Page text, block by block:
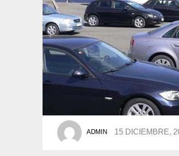
BY
ADMIN 15 DICIEMBRE,